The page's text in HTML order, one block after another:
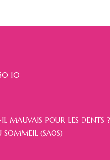
10
MAUVAIS POUR LES DENTS ?
SOMMEIL (SAOS)